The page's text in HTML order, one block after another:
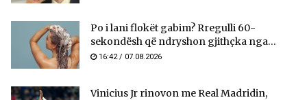
Po i lani flokët gabim? Rregulli 60-
sekondësh që ndryshon gjithçka nga...
16:42 / 07.08.2026
Vinicius Jr rinovon me Real Madridin,